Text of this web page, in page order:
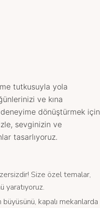
tutkusuyla yola
ve kına
dönüştürmek için
sevginizin ve
tasarlıyoruz.
Size özel temalar,
yaratıyoruz.
büyüsünü, kapalı mekanlarda